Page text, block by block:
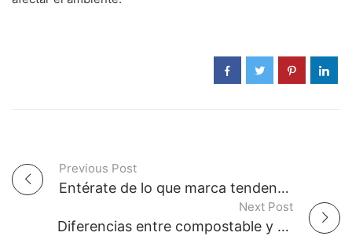
P
Previous Post
Entérate de lo que marca tendencia en el mundo de la moda y belleza
Next Post
Diferencias entre compostable y biodegradable que necesitas conocer con urgencia